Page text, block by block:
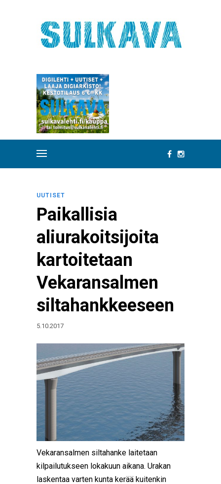
UUTISET
Paikallisia
aliurakoitsijoita
kartoitetaan
Vekaransalmen
siltahankkeeseen
5.10.2017
Vekaransalmen siltahanke laitetaan
kilpailutukseen lokakuun aikana. Urakan
laskentaa varten kunta kerää kuitenkin